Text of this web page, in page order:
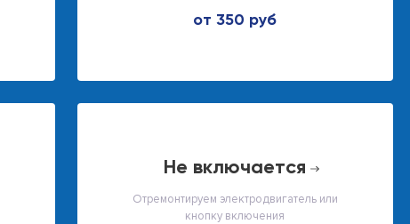
от 350 руб
не включается
Отремонтируем электродвигатель или
кнопку включения